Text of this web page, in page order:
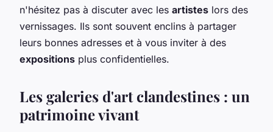
n'hésitez pas à discuter avec les artistes lors des
vernissages. Ils sont souvent enclins à partager
leurs bonnes adresses et à vous inviter à des
expositions plus confidentielles.
Les galeries d'art clandestines : un
patrimoine vivant